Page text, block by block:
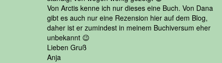
Von Arctis kenne ich nur dieses eine Buch. Von Dana
gibt es auch nur eine Rezension hier auf dem Blog,
daher ist er zumindest in meinem Buchiversum eher
unbekannt 😉
Lieben Gruß
Anja